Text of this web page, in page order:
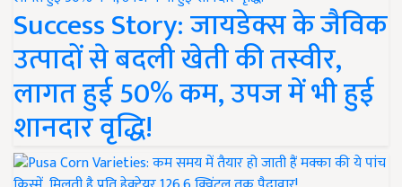
Success Story: जायडेक्स के जैविक
उत्पादों से बदली खेती की तस्वीर,
लागत हुई 50% कम, उपज में भी हुई
शानदार वृद्धि!